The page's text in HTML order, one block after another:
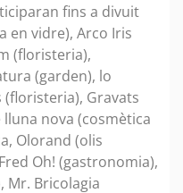
fins a divuit
en vidre), Arco Iris
(floristeria),
(garden), lo
Gravats
nova (cosmètica
Olorand (olis
Oh! (gastronomia),
Mr. Bricolagia